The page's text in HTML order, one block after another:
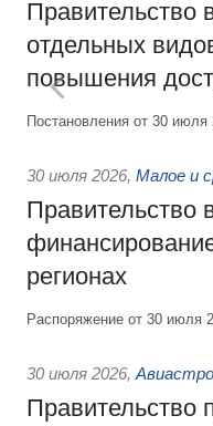
Правительство
отдельных
повышения
Постановления от 30
30 июля 2026, Малое и
Правительство
регионах
Распоряжение от 30 июля
30 июля 2026,
Правительство